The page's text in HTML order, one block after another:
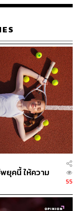
งผมอาจจะถูกพูดไป
“ผมอยากจะขอบ
จะขอบคุณเพื่อน
าแชมป์โดยไม่มีผู้
ลย ซึ่งเป็นครั้งแรก
ห้โค้ช ไมค์ บูเดน
2018 ให้ดีขึ้น
ชไมค์ก็ยกเครดิตใน
นำที่ยอดเยี่ยมอย่าง
นแชมป์ในทุกๆ วัน
ห้ดีกว่าเดิมเสมอใน
ยุคนี้ ให้ความ
55